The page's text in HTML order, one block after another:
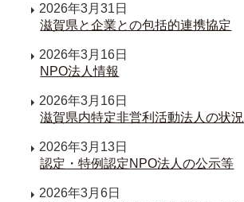
2026年3月31日
滋賀県と企業との包括的連携協定
2026年3月16日
NPO法人情報
2026年3月16日
滋賀県内特定非営利活動法人の状況
2026年3月13日
認定・特例認定NPO法人の公示等
2026年3月6日